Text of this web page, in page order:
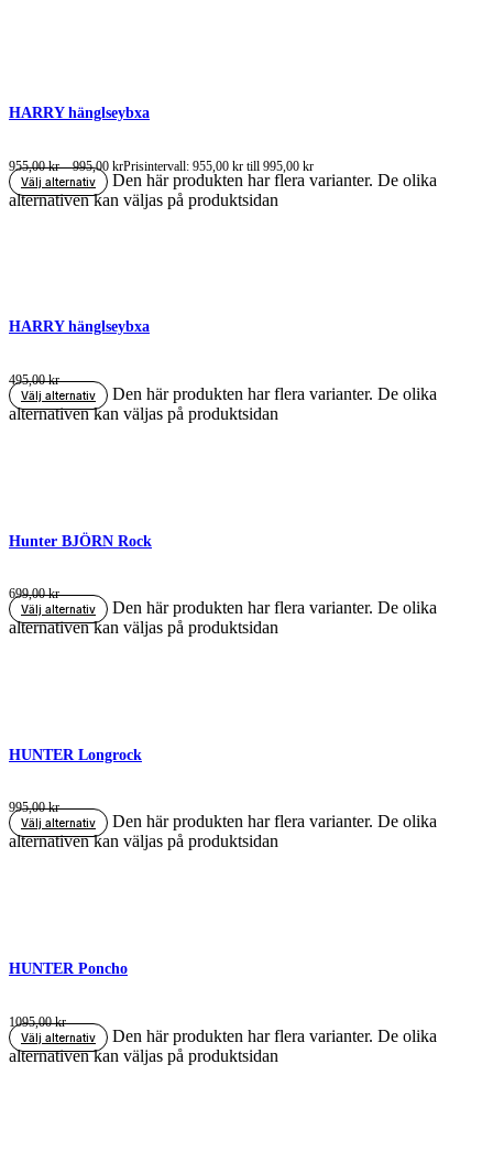
HARRY hänglseybxa
955,00kr – 995,00 krPrisintervall: 955,00 kr till 995,00 kr
Välj alternativ
Den här produkten har flera varianter. De olika
alternativen kan väljas på produktsidan
HARRY hänglseybxa
495,00kr
Välj alternativ
Den här produkten har flera varianter. De olika
alternativen kan väljas på produktsidan
Hunter BJÖRN Rock
699,00kr
Välj alternativ
Den här produkten har flera varianter. De olika
alternativen kan väljas på produktsidan
HUNTER Longrock
995,00kr
Välj alternativ
Den här produkten har flera varianter. De olika
alternativen kan väljas på produktsidan
HUNTER Poncho
1095,00kr
Välj alternativ
Den här produkten har flera varianter. De olika
alternativen kan väljas på produktsidan